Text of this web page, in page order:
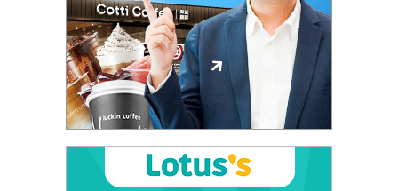
การ
ลงทุน
และ
ขยาย